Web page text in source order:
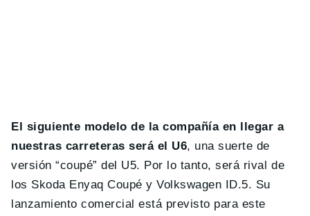
El siguiente modelo de la compañía en llegar a
nuestras carreteras será el U6, una suerte de
versión “coupé” del U5. Por lo tanto, será rival de
los Skoda Enyaq Coupé y Volkswagen ID.5. Su
lanzamiento comercial está previsto para este